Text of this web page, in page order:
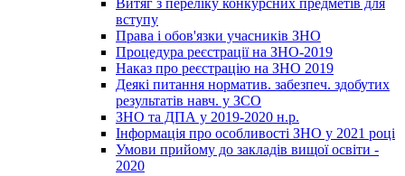
вступу
Права і обов'язки учасників ЗНО
Процедура реєстрації на ЗНО-2019
Наказ про реєстрацію на ЗНО 2019
Деякі питання норматив. забезпеч. здобутих
результатів навч. у ЗСО
ЗНО та ДПА у 2019-2020 н.р.
Інформація про особливості ЗНО у 2021 році
Умови прийому до закладів вищої освіти -
2020